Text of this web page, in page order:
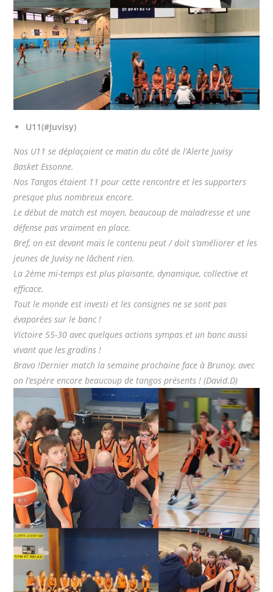
U11(#Juvisy)
Nos U11 se déplaçaient ce matin du côté de l’Alerte Juvisy
Basket Essonne.
Nos Tangos étaient 11 pour cette rencontre et les supporters
presque plus nombreux encore.
Le début de match est moyen, beaucoup de maladresse et une
défense pas vraiment en place.
Bref, on est devant mais le contenu peut / doit s’améliorer et les
jeunes de Juvisy ne lâchent rien.
La 2ème mi-temps est plus plaisante, dynamique, collective et
efficace.
Tout le monde est investi et les consignes ne se sont pas
évaporées sur le banc !
Victoire 55-30 avec quelques actions sympas et un banc aussi
vivant que les gradins !
Bravo !Dernier match la semaine prochaine face à Brunoy, avec
on l’espère encore beaucoup de tangos présents ! (David.D)